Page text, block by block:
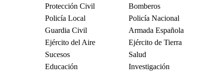
Protección Civil
Bomberos
Policía Local
Policía Nacional
Guardia Civil
Armada Española
Ejército del Aire
Ejército de Tierra
Sucesos
Salud
Educación
Investigación